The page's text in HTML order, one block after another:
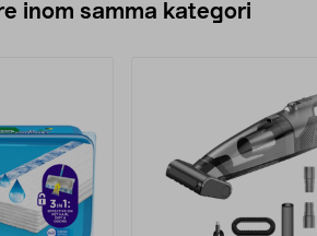
inom samma kategori